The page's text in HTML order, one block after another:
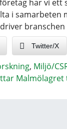
har vi
i samarbeten
Twitter/X
, Miljö/
Malmölagret